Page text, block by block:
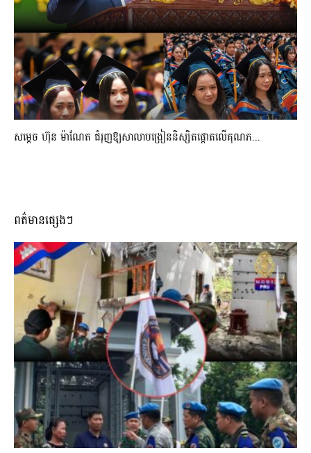
សម្តេច ហ៊ុន ម៉ាណែត ជំរុញឱ្យសាលាបង្រៀននិស្សិតផ្តោតលើគុណភ...
ពត៌មានផ្សេងៗ